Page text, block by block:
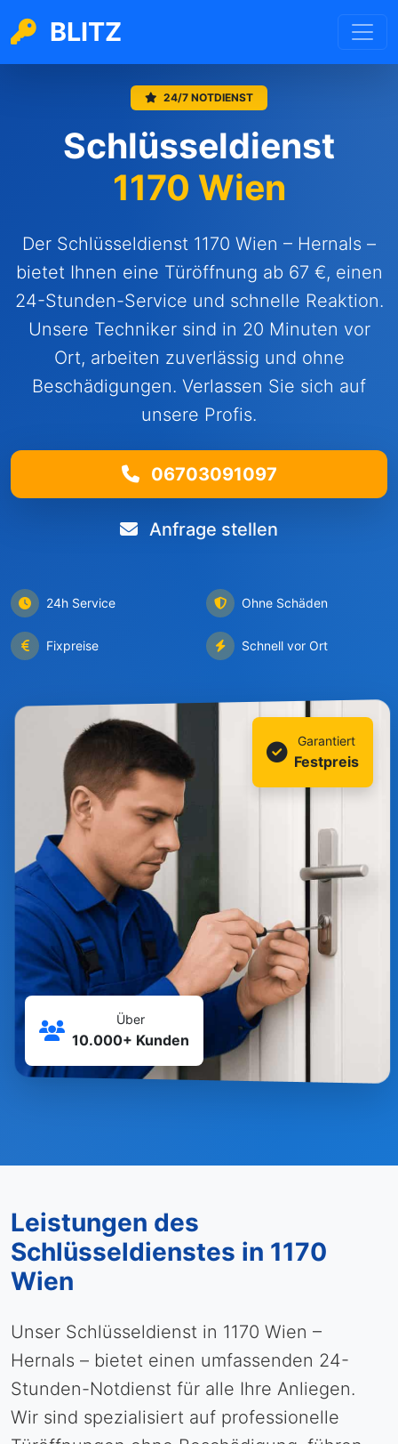
BLITZ
24/7 NOTDIENST
Schlüsseldienst
1170 Wien
Der Schlüsseldienst 1170 Wien – Hernals –
bietet Ihnen eine Türöffnung ab 67 €, einen
24-Stunden-Service und schnelle Reaktion.
Unsere Techniker sind in 20 Minuten vor
Ort, arbeiten zuverlässig und ohne
Beschädigungen. Verlassen Sie sich auf
unsere Profis.
06703091097
Anfrage stellen
24h Service Ohne Schäden
Fixpreise Schnell vor Ort
Garantiert
Festpreis
Über
10.000+ Kunden
Leistungen des
Schlüsseldienstes in 1170
Wien
Unser Schlüsseldienst in 1170 Wien –
Hernals – bietet einen umfassenden 24-
Stunden-Notdienst für alle Ihre Anliegen.
Wir sind spezialisiert auf professionelle